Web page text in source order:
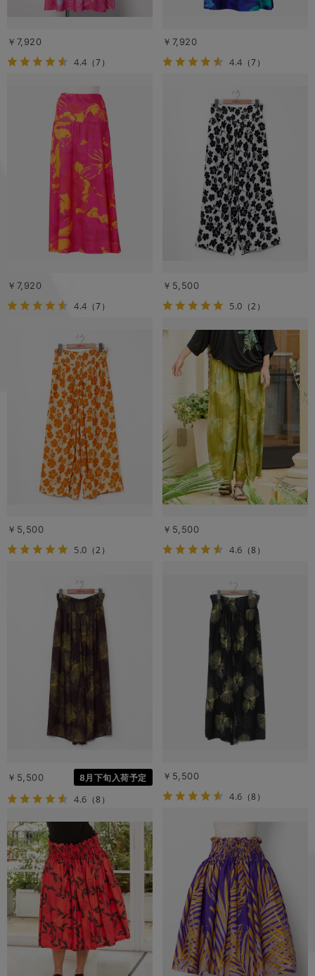
￥7,920
4.4 （7）
￥7,920
4.4 （7）
￥7,920
4.4 （7）
￥5,500
5.0 （2）
￥5,500
5.0 （2）
￥5,500
4.6 （8）
￥5,500 8月下旬入荷予定
4.6 （8）
￥5,500
4.6 （8）